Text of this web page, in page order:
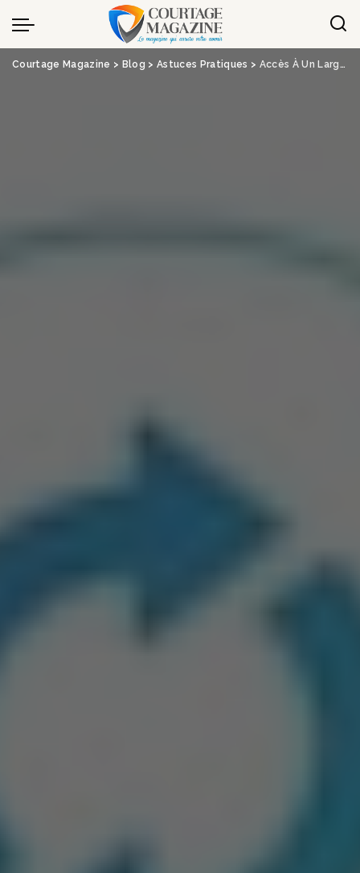
Panneau de gestion des cookies
Courtage Magazine > Blog > Astuces Pratiques > Accès À Un Large Réseau